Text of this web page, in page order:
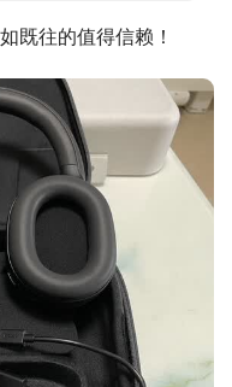
既往的值得信赖！